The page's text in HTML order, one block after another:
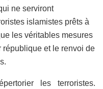
ne serviront
islamistes prêts à
les véritables mesures
république et le renvoi de
les terroristes.